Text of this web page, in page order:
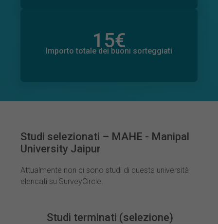
15€
Importo totale dei buoni sorteggiati
75€
Importo totale delle donazioni promesse
Studi selezionati – MAHE - Manipal
University Jaipur
Attualmente non ci sono studi di questa università
elencati su SurveyCircle.
Studi terminati (selezione)